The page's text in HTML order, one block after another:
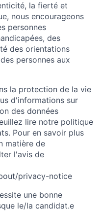
la fierté et
nous encourageons
personnes
des
des orientations
personnes aux
la protection de la vie
d'informations sur
des données
lire notre politique
Pour en savoir plus
matière de
l'avis de
privacy-notice
une bonne
le/la candidat.e